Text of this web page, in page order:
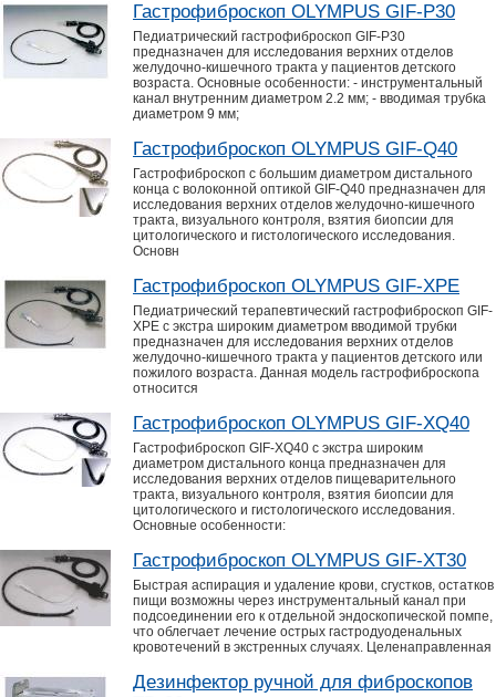
Гастрофиброскоп OLYMPUS GIF-P30
Педиатрический гастрофиброскоп GIF-Р30
предназначен для исследования верхних отделов
желудочно-кишечного тракта у пациентов детского
возраста. Основные особенности: - инструментальный
канал внутренним диаметром 2.2 мм; - вводимая трубка
диаметром 9 мм;
Гастрофиброскоп OLYMPUS GIF-Q40
Гастрофиброскоп с большим диаметром дистального
конца с волоконной оптикой GIF-Q40 предназначен для
исследования верхних отделов желудочно-кишечного
тракта, визуального контроля, взятия биопсии для
цитологического и гистологического исследования.
Основн
Гастрофиброскоп OLYMPUS GIF-XPE
Педиатрический терапевтический гастрофиброскоп GIF-
ХРЕ с экстра широким диаметром вводимой трубки
предназначен для исследования верхних отделов
желудочно-кишечного тракта у пациентов детского или
пожилого возраста. Данная модель гастрофиброскопа
относится
Гастрофиброскоп OLYMPUS GIF-XQ40
Гастрофиброскоп GIF-XQ40 с экстра широким
диаметром дистального конца предназначен для
исследования верхних отделов пищеварительного
тракта, визуального контроля, взятия биопсии для
цитологического и гистологического исследования.
Основные особенности:
Гастрофиброскоп OLYMPUS GIF-XT30
Быстрая аспирация и удаление крови, сгустков, остатков
пищи возможны через инструментальный канал при
подсоединении его к отдельной эндоскопической помпе,
что облегчает лечение острых гастродуоденальных
кровотечений в экстренных случаях. Целенаправленная
Дезинфектор ручной для фиброскопов